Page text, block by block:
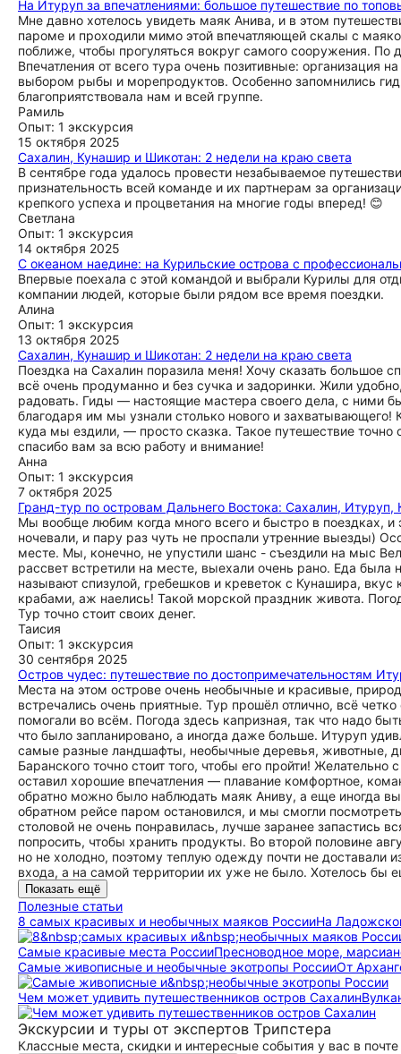
На Итуруп за впечатлениями: большое путешествие по
Мне давно хотелось увидеть маяк Анива, и в этом
пароме и проходили мимо этой впечатляющей скалы с
поближе, чтобы прогуляться вокруг самого сооружения.
Впечатления от всего тура очень позитивные:
выбором рыбы и морепродуктов. Особенно запомнились
благоприятствовала нам и всей группе.
Рамиль
Опыт: 1 экскурсия
15 октября 2025
Сахалин, Кунашир и Шикотан: 2 недели на краю света
В сентябре года удалось провести незабываемое
признательность всей команде и их партнерам за
крепкого успеха и процветания на многие годы вперед! 😊
Светлана
Опыт: 1 экскурсия
14 октября 2025
С океаном наедине: на Курильские острова с
Впервые поехала с этой командой и выбрали Курилы для
компании людей, которые были рядом все время поездки.
Алина
Опыт: 1 экскурсия
13 октября 2025
Сахалин, Кунашир и Шикотан: 2 недели на краю света
Поездка на Сахалин поразила меня! Хочу сказать большое
всё очень продуманно и без сучка и задоринки. Жили
радовать. Гиды — настоящие мастера своего дела, с ними
благодаря им мы узнали столько нового и
куда мы ездили, — просто сказка. Такое путешествие
спасибо вам за всю работу и внимание!
Анна
Опыт: 1 экскурсия
7 октября 2025
Гранд-тур по островам Дальнего Востока: Сахалин,
Мы вообще любим когда много всего и быстро в поездках, и
ночевали, и пару раз чуть не проспали утренние выезды)
месте. Мы, конечно, не упустили шанс - съездили на мыс
рассвет встретили на месте, выехали очень рано. Еда
называют спизулой, гребешков и креветок с Кунаширa,
крабами, аж наелись! Такой морской праздник живота.
Тур точно стоит своих денег.
Таисия
Опыт: 1 экскурсия
30 сентября 2025
Остров чудес: путешествие по достопримечательностям
Места на этом острове очень необычные и красивые,
встречались очень приятные. Тур прошёл отлично, всё
помогали во всём. Погода здесь капризная, так что надо
что было запланировано, а иногда даже больше. Итуруп
самые разные ландшафты, необычные деревья, животные,
Баранского точно стоит того, чтобы его пройти!
оставил хорошие впечатления — плавание комфортное,
обратно можно было наблюдать маяк Аниву, а еще иногда
обратном рейсе паром остановился, и мы смогли
столовой не очень понравилась, лучше заранее
попросить, чтобы хранить продукты. Во второй половине
но не холодно, поэтому теплую одежду почти не
входа, а на самой территории их уже не было. Хотелось бы
Показать ещё
Полезные статьи
8 самых красивых и необычных маяков РоссииНа
Самые красивые места РоссииПресноводное море,
Самые живописные и необычные экотропы РоссииОт
Чем может удивить путешественников остров Сахалин
Экскурсии и туры от экспертов Трипстера
Классные места, скидки и интересные события у вас в почте